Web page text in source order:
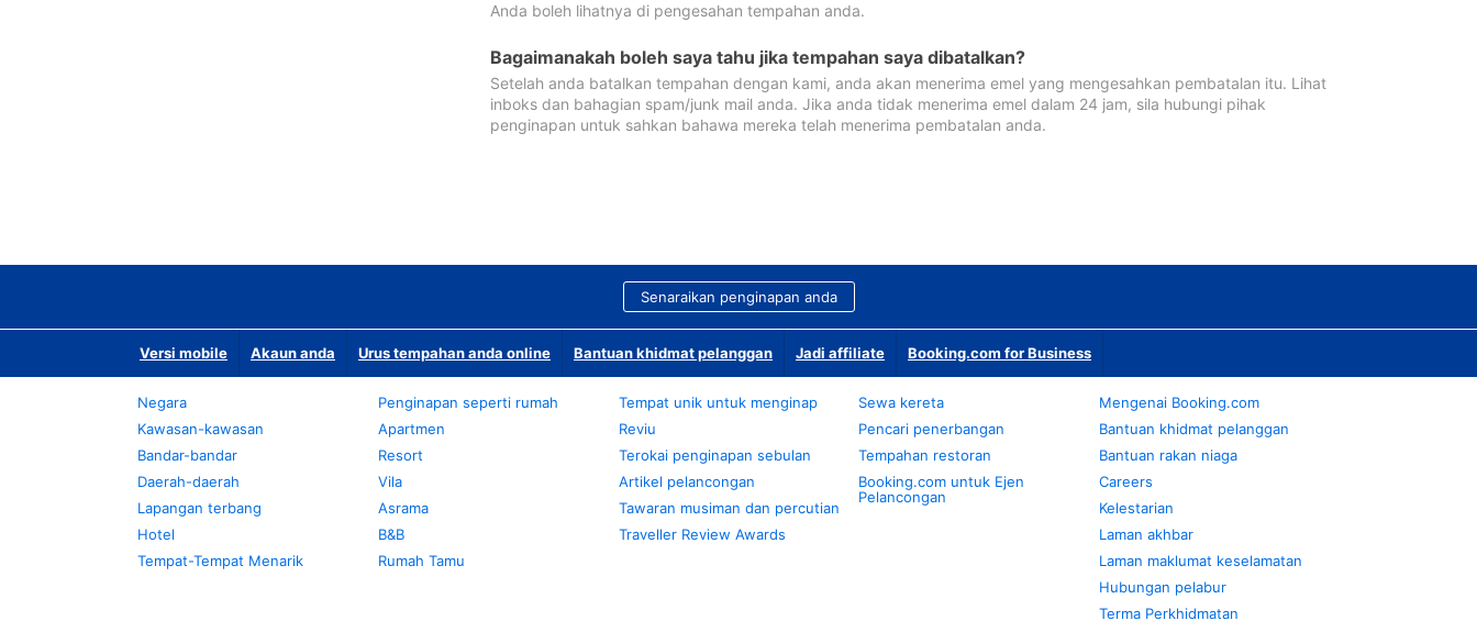
Anda boleh lihatnya di pengesahan tempahan anda.
Bagaimanakah boleh saya tahu jika tempahan saya dibatalkan?
Setelah anda batalkan tempahan dengan kami, anda akan menerima emel yang mengesahkan pembatalan itu. Lihat
inboks dan bahagian spam/junk mail anda. Jika anda tidak menerima emel dalam 24 jam, sila hubungi pihak
penginapan untuk sahkan bahawa mereka telah menerima pembatalan anda.
Senaraikan penginapan anda
Versi mobile Akaun anda Urus tempahan anda online Bantuan khidmat pelanggan Jadi affiliate Booking.com for Business
Negara
Kawasan-kawasan
Bandar-bandar
Daerah-daerah
Lapangan terbang
Hotel
Tempat-Tempat Menarik
Penginapan seperti rumah
Apartmen
Resort
Vila
Asrama
B&B
Rumah Tamu
Tempat unik untuk menginap
Reviu
Terokai penginapan sebulan
Artikel pelancongan
Tawaran musiman dan percutian
Traveller Review Awards
Sewa kereta
Pencari penerbangan
Tempahan restoran
Booking.com untuk Ejen
Pelancongan
Mengenai Booking.com
Bantuan khidmat pelanggan
Bantuan rakan niaga
Careers
Kelestarian
Laman akhbar
Laman maklumat keselamatan
Hubungan pelabur
Terma Perkhidmatan